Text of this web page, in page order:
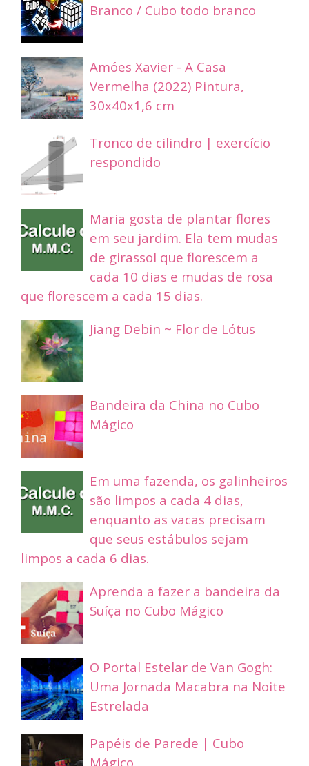
Branco / Cubo todo branco
Amóes Xavier - A Casa
Vermelha (2022) Pintura,
30x40x1,6 cm
Tronco de cilindro | exercício
respondido
Maria gosta de plantar flores
em seu jardim. Ela tem mudas
de girassol que florescem a
cada 10 dias e mudas de rosa
que florescem a cada 15 dias.
Jiang Debin ~ Flor de Lótus
Bandeira da China no Cubo
Mágico
Em uma fazenda, os galinheiros
são limpos a cada 4 dias,
enquanto as vacas precisam
que seus estábulos sejam
limpos a cada 6 dias.
Aprenda a fazer a bandeira da
Suíça no Cubo Mágico
O Portal Estelar de Van Gogh:
Uma Jornada Macabra na Noite
Estrelada
Papéis de Parede | Cubo
Mágico